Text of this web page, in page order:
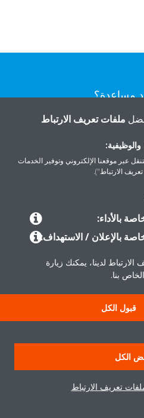
مساعدة؟
إشعار قانوني ملف تعريف الارتباط
الشركة
ملفات تعريف الارتباط
عبر موقعنا الإلكتروني وتوفير الخدمات
الارتباط").
بالأداء:
بالإعلان / الاستهداف:
لدينا، يمكنك زيارة
بنا.
قبول الكل
الكل
تعريف الارتباط